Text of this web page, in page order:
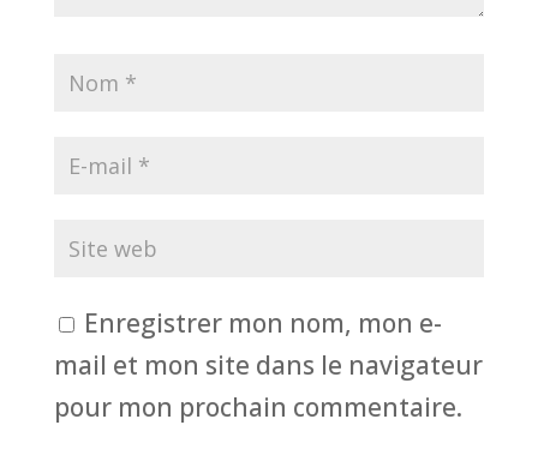
Enregistrer mon nom, mon e-
mail et mon site dans le navigateur
pour mon prochain commentaire.